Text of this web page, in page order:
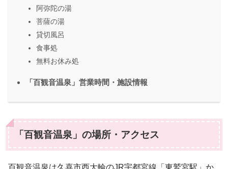
阿弥陀の湯
菩薩の湯
貸切風呂
食事処
無料お休み処
「百観音温泉」営業時間・施設情報
「百観音温泉」の場所・アクセス